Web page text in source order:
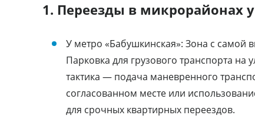
1. Переезды в микрорайонах
У метро «Бабушкинская»: Зона с самой
Парковка для грузового транспорта
тактика — подача маневренного
согласованном месте или
для срочных квартирных переездов.